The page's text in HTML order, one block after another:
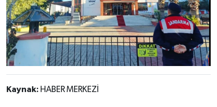
Kaynak: HABER MERKEZİ